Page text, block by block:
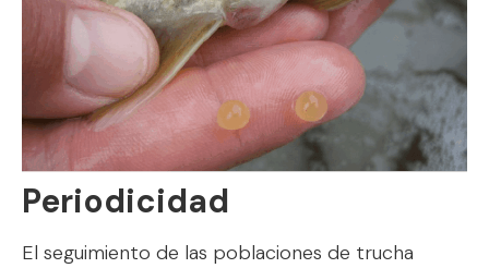
Periodicidad
El seguimiento de las poblaciones de trucha